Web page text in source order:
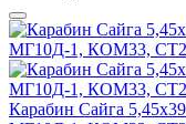
Карабин Сайга